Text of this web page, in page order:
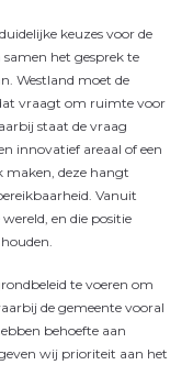
keuzes voor de
het gesprek te
Westland moet de
vraagt om ruimte voor
staat de vraag
innovatief areaal of een
maken, deze hangt
Vanuit
en die positie
te voeren om
de gemeente vooral
behoefte aan
wij prioriteit aan het